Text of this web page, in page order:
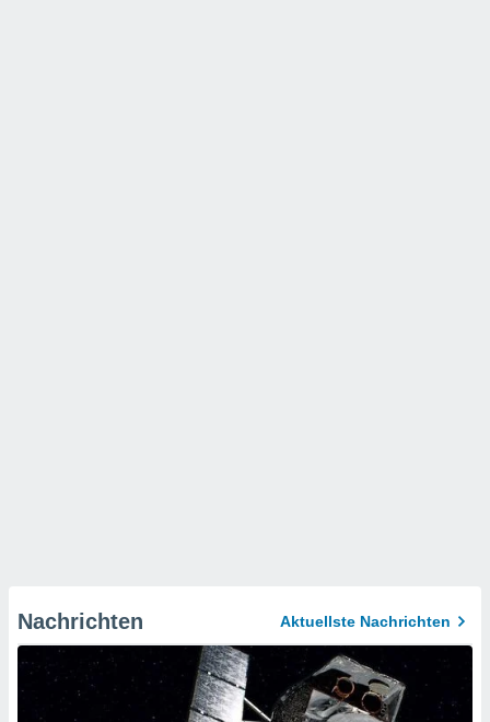
Nachrichten Aktuellste Nachrichten